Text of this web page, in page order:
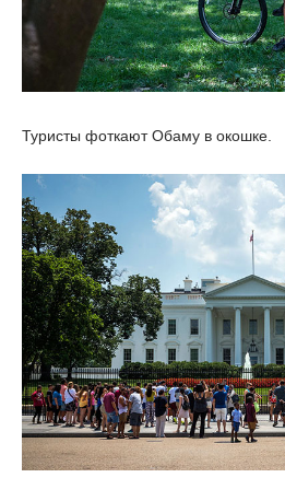
Туристы фоткают Обаму в окошке.